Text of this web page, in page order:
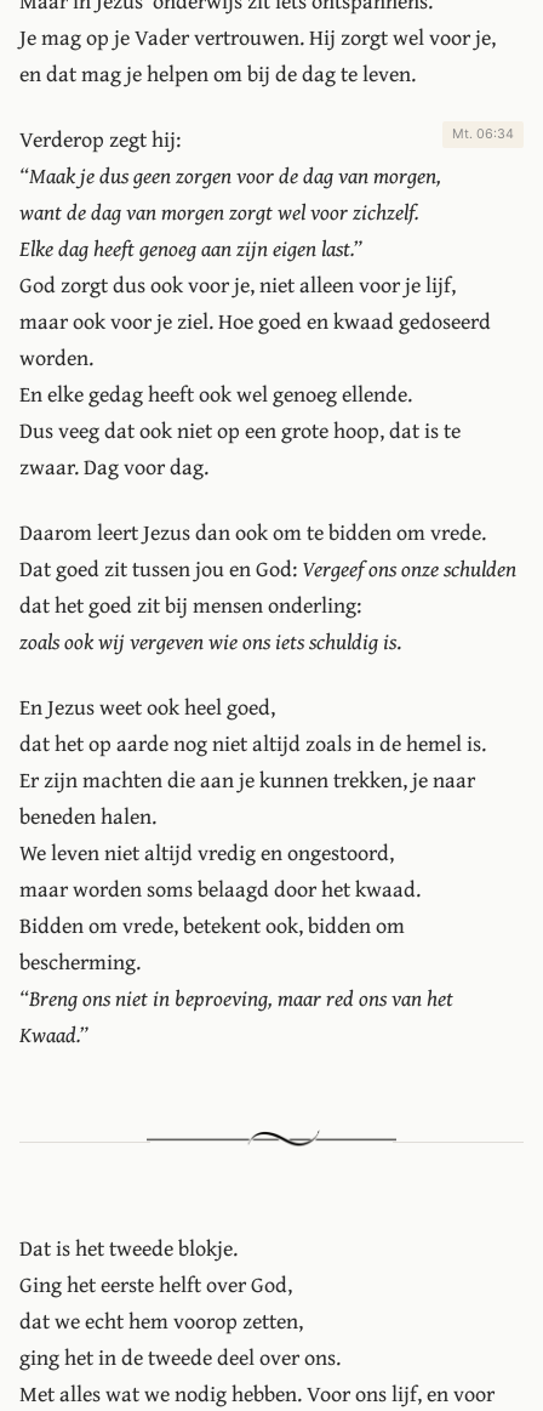
Je mag op je Vader vertrouwen. Hij zorgt wel voor je,
en dat mag je helpen om bij de dag te leven.
Verderop zegt hij:
Mt. 06:34
“Maak je dus geen zorgen voor de dag van morgen,
want de dag van morgen zorgt wel voor zichzelf.
Elke dag heeft genoeg aan zijn eigen last.”
God zorgt dus ook voor je, niet alleen voor je lijf,
maar ook voor je ziel. Hoe goed en kwaad gedoseerd
worden.
En elke gedag heeft ook wel genoeg ellende.
Dus veeg dat ook niet op een grote hoop, dat is te
zwaar. Dag voor dag.
Daarom leert Jezus dan ook om te bidden om vrede.
Dat goed zit tussen jou en God:Vergeef ons onze schulden
dat het goed zit bij mensen onderling:
zoals ook wij vergeven wie ons iets schuldig is.
En Jezus weet ook heel goed,
dat het op aarde nog niet altijd zoals in de hemel is.
Er zijn machten die aan je kunnen trekken, je naar
beneden halen.
We leven niet altijd vredig en ongestoord,
maar worden soms belaagd door het kwaad.
Bidden om vrede, betekent ook, bidden om
bescherming.
“Breng ons niet in beproeving, maar red ons van het
Kwaad.”
Dat is het tweede blokje.
Ging het eerste helft over God,
dat we echt hem voorop zetten,
ging het in de tweede deel over ons.
Met alles wat we nodig hebben. Voor ons lijf, en voor